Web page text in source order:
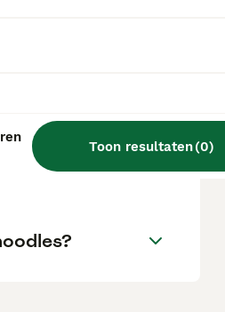
Toon resultaten(0)